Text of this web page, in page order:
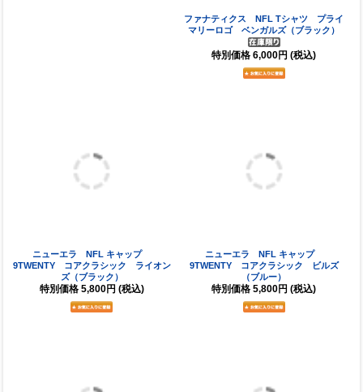
ファナティクス NFL Tシャツ ミッド
ナイト マスコット ビルズ（ブラック）
ファナティクス NFL Tシャツ プライ
マリーロゴ ベンガルズ（ブラック）